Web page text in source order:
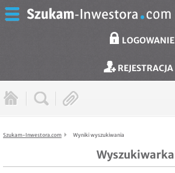
LOGOWANIE
REJESTRACJA
Szukam-Inwestora.com Wyniki wyszukiwania
Wyszukiwarka